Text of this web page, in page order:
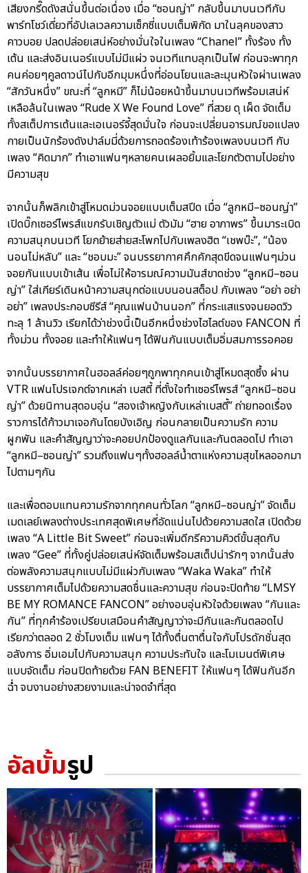
เสียงกรี๊ดดังสนั่นขึ้นต่อเนื่อง เมื่อ “ซอนญ่า” กลับขึ้นมาบนเวทีกับ
พาร์ทโชว์เดี่ยวที่อัปเลเวลความเซ็กซี่แบบเต็มพิกัด มาในลุคของสาว
คาวบอย ปลดปล่อยเสน่ห์อย่างมั่นใจในเพลง “Chanel” ทั้งร้อง ทั้ง
เต้น และส่งอินเนอร์แบบไม่มีแผ่ว จนเวทีแทบลุกเป็นไฟ ก่อนจะพาทุก
คนค่อยๆคูลดาวน์ไปกับอีกมุมหนึ่งที่อ่อนโยนและละมุนหัวใจผ่านเพลง
“สักวันหนึ่ง” ขณะที่ “ลูกหมี” ก็ไม่น้อยหน้าขึ้นมาบนเวทีพร้อมเสน่ห์
เหลือล้นในเพลง “Rude X We Found Love” ที่สวย ดุ เผ็ด จัดเต็ม
ทั้งสเต็ปการเต้นและเอเนอร์จี้สุดมั่นใจ ก่อนจะเปลี่ยนอารมณ์ขอแปลง
กายเป็นนักร้องดังปาล์มมี่ด้วยการถอดร้องเท้าร้องเพลงบนเวที กับ
เพลง “คิดมาก” ทำเอาแฟนๆหลายคนเผลอยิ้มและโยกตัวตามไปอย่าง
มีความสุข
จากนั้นก็พลิกเข้าสู่โหมดม่วนจอยแบบเต็มสปีด เมื่อ “ลูกหมี–ซอนญ่า”
เปิดบิ๊กเซอร์ไพรส์แขกรับเชิญตัวแม่ ตัวมัม “ฮาย อาภาพร” ขึ้นมาระเบิด
ความสนุกบนเวที โยกย้ายส่ายสะโพกไปกับเพลงฮิต “เชพบ๊ะ”, “น้อง
นอนไม่หลับ” และ “ชอบมะ” จนบรรยากาศคึกคักสุดขีดจนแฟนๆม่วน
จอยกันแบบเข้าเส้น เพื่อไม่ให้อารมณ์ความมันส์ขาดช่วง “ลูกหมี–ซอน
ญ่า” ใส่เกียร์เดินหน้าความสนุกต่อแบบนอนสต็อป กับเพลง “อย่า อย่า
อย่า” เพลงประกอบซีรีส์ “คุณแฟนบ้านนอก” ที่กระแสแรงจนยอดวิว
ทะลุ 1 ล้านวิว เรียกได้ว่าช่วงนี้เป็นอีกหนึ่งช่วงไฮไลต์ของ FANCON ที่
ทั้งม่วน ทั้งจอย และทำให้แฟนๆ ได้ฟินกันแบบเต็มอิ่มสมการรอคอย
จากนั้นบรรยากาศในฮอลล์ค่อยๆถูกพาทุกคนเข้าสู่โหมดสุดซึ้ง ผ่าน
VTR แฟนโปรเจกต์จากเหล่า เบสตี้ ที่ตั้งใจทำเซอร์ไพรส์ “ลูกหมี–ซอน
ญ่า” ด้วยนิทานสุดอบอุ่น “สองเจ้าหญิงกับเหล่าเบสตี้” ถ่ายทอดเรื่อง
ราวการได้ก้าวมาเจอกันโดยบังเอิญ ก่อนกลายเป็นความรัก ความ
ผูกพัน และคำสัญญาว่าจะคอยปกป้องดูแลกันและกันตลอดไป ทำเอา
“ลูกหมี–ซอนญ่า” รวมถึงแฟนๆทั้งฮอลล์น้ำตาแห่งความสุขไหลออกมา
ไปตามๆกัน
และเพื่อตอบแทนความรักจากทุกคนทั่วโลก “ลูกหมี–ซอนญ่า” จัดเต็ม
เมดเลย์เพลงต่างประเทศสุดพิเศษที่อัดแน่นไปด้วยความสดใส เปิดด้วย
เพลง “A Little Bit Sweet” ก่อนจะเพิ่มดีกรีความคิวต์ขั้นสุดกับ
เพลง “Gee” ที่ทั้งคู่ปล่อยเสน่ห์จัดเต็มพร้อมสเต็ปน่ารักๆ จากนั้นส่ง
ต่อพลังความสนุกแบบไม่มีแผ่วกับเพลง “Waka Waka” ทำให้
บรรยากาศเต็มไปด้วยความสดชื่นและความสุข ก่อนจะปิดท้าย “LMSY
BE MY ROMANCE FANCON” อย่างอบอุ่นหัวใจด้วยเพลง “กันและ
กัน” ที่ทุกคำร้องเปรียบเสมือนคำสัญญาว่าจะมีกันและกันตลอดไป
เรียกว่าตลอด 2 ชั่วโมงเต็ม แฟนๆ ได้ทั้งตื่นตาตื่นใจกับโปรดักชั่นสุด
อลังการ อิ่มเอมไปกับความสนุก ความประทับใจ และโมเมนต์พิเศษ
แบบจัดเต็ม ก่อนปิดท้ายด้วย FAN BENEFIT ให้แฟนๆ ได้ฟินกันอีก
ฉ่ำ จบงานอย่างสวยงามและน่าจดจำที่สุด
อัลบั้มรูป